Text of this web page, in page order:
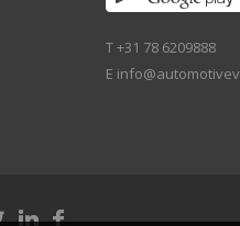
T +31 78 6209888
E